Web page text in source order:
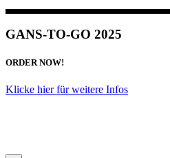
GANS-TO-GO 2025
ORDER NOW!
Klicke hier für weitere Infos